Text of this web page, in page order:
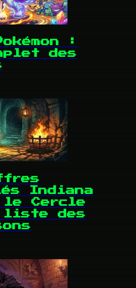
:
des
Indiana
le Cercle
liste des